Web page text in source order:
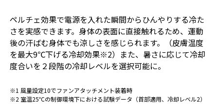
ペルチェ効果で電源を入れた瞬間からひんやりする冷た
さを実感できます。身体の表面に直接触れるため、運動
後の汗ばむ身体でも涼しさを感じられます。（皮膚温度
を最大9℃下げる冷却効果※2）また、暑さに応じて冷却
度合いを２段階の冷却レベルを選択可能に。
※1 風量設定10でファンアタッチメント装着時
※2 室温25℃の制御環境下における試験データ（首部適用、冷却レベル2）